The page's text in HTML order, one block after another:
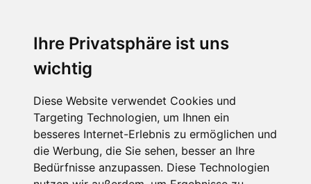
Ihre Privatsphäre ist uns
wichtig
Diese Website verwendet Cookies und
Targeting Technologien, um Ihnen ein
besseres Internet-Erlebnis zu ermöglichen und
die Werbung, die Sie sehen, besser an Ihre
Bedürfnisse anzupassen. Diese Technologien
Abonnieren Sie unseren Newsletter
Email*